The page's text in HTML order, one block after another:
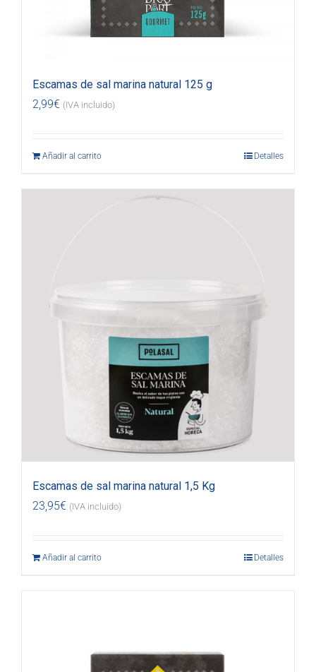
Escamas de sal marina natural 125 g
2,99€ (IVA incluido)
Añadir al carrito Detalles
Escamas de sal marina natural 1,5 Kg
23,95€ (IVA incluido)
Añadir al carrito Detalles